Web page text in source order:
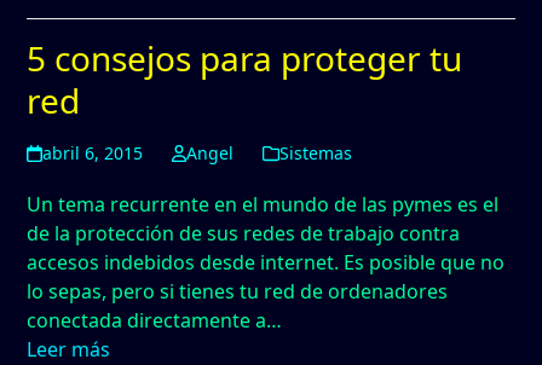
5 consejos para proteger tu
red
abril 6, 2015 Angel Sistemas
Un tema recurrente en el mundo de las pymes es el
de la protección de sus redes de trabajo contra
accesos indebidos desde internet. Es posible que no
lo sepas, pero si tienes tu red de ordenadores
conectada directamente a…
Leer más